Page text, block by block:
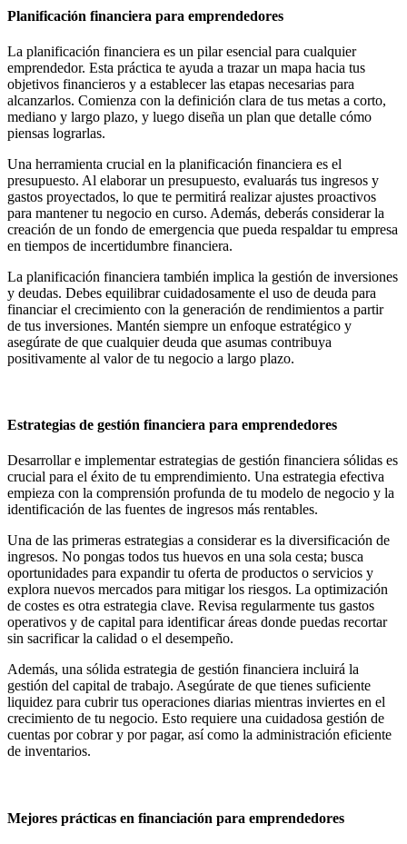
Planificación financiera para emprendedores
La planificación financiera es un pilar esencial para cualquier
emprendedor. Esta práctica te ayuda a trazar un mapa hacia tus
objetivos financieros y a establecer las etapas necesarias para
alcanzarlos. Comienza con la definición clara de tus metas a corto,
mediano y largo plazo, y luego diseña un plan que detalle cómo
piensas lograrlas.
Una herramienta crucial en la planificación financiera es el
presupuesto. Al elaborar un presupuesto, evaluarás tus ingresos y
gastos proyectados, lo que te permitirá realizar ajustes proactivos
para mantener tu negocio en curso. Además, deberás considerar la
creación de un fondo de emergencia que pueda respaldar tu empresa
en tiempos de incertidumbre financiera.
La planificación financiera también implica la gestión de inversiones
y deudas. Debes equilibrar cuidadosamente el uso de deuda para
financiar el crecimiento con la generación de rendimientos a partir
de tus inversiones. Mantén siempre un enfoque estratégico y
asegúrate de que cualquier deuda que asumas contribuya
positivamente al valor de tu negocio a largo plazo.
Estrategias de gestión financiera para emprendedores
Desarrollar e implementar estrategias de gestión financiera sólidas es
crucial para el éxito de tu emprendimiento. Una estrategia efectiva
empieza con la comprensión profunda de tu modelo de negocio y la
identificación de las fuentes de ingresos más rentables.
Una de las primeras estrategias a considerar es la diversificación de
ingresos. No pongas todos tus huevos en una sola cesta; busca
oportunidades para expandir tu oferta de productos o servicios y
explora nuevos mercados para mitigar los riesgos. La optimización
de costes es otra estrategia clave. Revisa regularmente tus gastos
operativos y de capital para identificar áreas donde puedas recortar
sin sacrificar la calidad o el desempeño.
Además, una sólida estrategia de gestión financiera incluirá la
gestión del capital de trabajo. Asegúrate de que tienes suficiente
liquidez para cubrir tus operaciones diarias mientras inviertes en el
crecimiento de tu negocio. Esto requiere una cuidadosa gestión de
cuentas por cobrar y por pagar, así como la administración eficiente
de inventarios.
Mejores prácticas en financiación para emprendedores